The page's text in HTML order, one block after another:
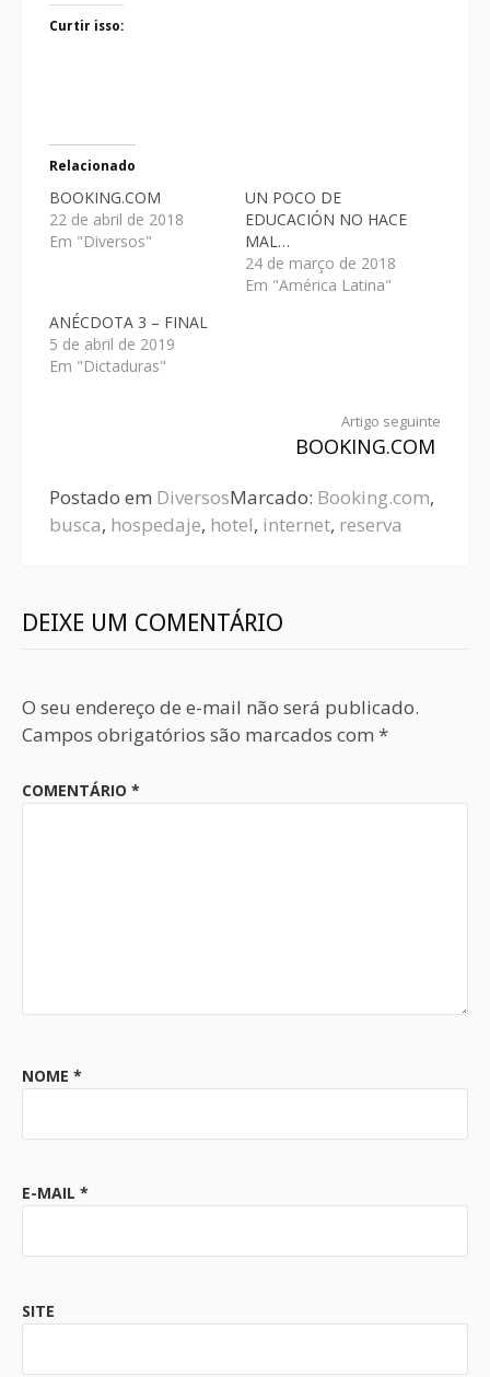
Curtir isso:
Relacionado
BOOKING.COM
22 de abril de 2018
Em "Diversos"
UN POCO DE
EDUCACIÓN NO HACE
MAL…
24 de março de 2018
Em "América Latina"
ANÉCDOTA 3 – FINAL
5 de abril de 2019
Em "Dictaduras"
Artigo seguinte
BOOKING.COM
Postado em DiversosMarcado: Booking.com,
busca, hospedaje, hotel, internet, reserva
DEIXE UM COMENTÁRIO
O seu endereço de e-mail não será publicado.
Campos obrigatórios são marcados com *
COMENTÁRIO *
NOME *
E-MAIL *
SITE